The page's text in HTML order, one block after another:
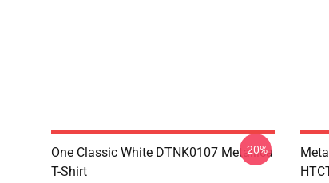
One Classic White DTNK0107 Metallica
T-Shirt
-20%